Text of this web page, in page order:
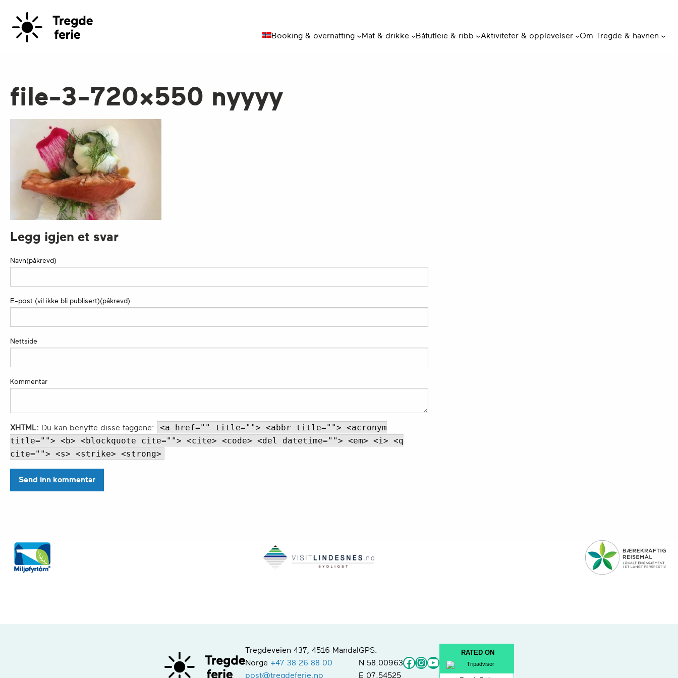
Booking & overnatting Mat & drikke Båtutleie & ribb Aktiviteter & opplevelser Om Tregde & havnen
file-3-720×550 nyyyy
Legg igjen et svar
Navn(påkrevd)
E-post (vil ikke bli publisert)(påkrevd)
Nettside
Kommentar
XHTML: Du kan benytte disse taggene:
<a href="" title=""> <abbr title=""> <acronym
title=""> <b> <blockquote cite=""> <cite> <code> <del datetime=""> <em> <i> <q
cite=""> <s> <strike> <strong>
Tregdeveien 437, 4516 Mandal
Norge +47 38 26 88 00
post@tregdeferie.no
GPS:
N 58.00963
E 07.54525
Facebook
Instagram
YouTube
RATED ON